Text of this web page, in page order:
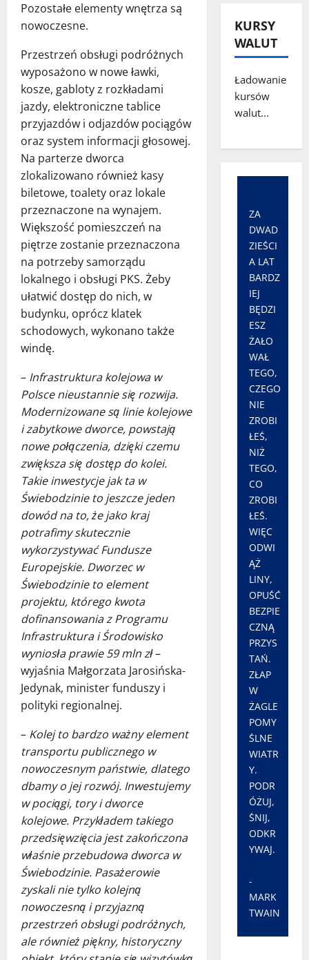
Pozostałe elementy wnętrza są
nowoczesne.
Przestrzeń obsługi podróżnych
wyposażono w nowe ławki,
kosze, gabloty z rozkładami
jazdy, elektroniczne tablice
przyjazdów i odjazdów pociągów
oraz system informacji głosowej.
Na parterze dworca
zlokalizowano również kasy
biletowe, toalety oraz lokale
przeznaczone na wynajem.
Większość pomieszczeń na
piętrze zostanie przeznaczona
na potrzeby samorządu
lokalnego i obsługi PKS. Żeby
ułatwić dostęp do nich, w
budynku, oprócz klatek
schodowych, wykonano także
windę.
– Infrastruktura kolejowa w
Polsce nieustannie się rozwija.
Modernizowane są linie kolejowe
i zabytkowe dworce, powstają
nowe połączenia, dzięki czemu
zwiększa się dostęp do kolei.
Takie inwestycje jak ta w
Świebodzinie to jeszcze jeden
dowód na to, że jako kraj
potrafimy skutecznie
wykorzystywać Fundusze
Europejskie. Dworzec w
Świebodzinie to element
projektu, którego kwota
dofinansowania z Programu
Infrastruktura i Środowisko
wyniosła prawie 59 mln zł–
wyjaśnia Małgorzata Jarosińska-
Jedynak, minister funduszy i
polityki regionalnej.
– Kolej to bardzo ważny element
transportu publicznego w
nowoczesnym państwie, dlatego
dbamy o jej rozwój. Inwestujemy
w pociągi, tory i dworce
kolejowe. Przykładem takiego
przedsięwzięcia jest zakończona
właśnie przebudowa dworca w
Świebodzinie. Pasażerowie
zyskali nie tylko kolejną
nowoczesną i przyjazną
przestrzeń obsługi podróżnych,
ale również piękny, historyczny
KURSY
WALUT
Ładowanie
kursów
walut...
ZA
DWAD
ZIEŚCI
A LAT
BARDZ
IEJ
BĘDZI
ESZ
ŻAŁO
WAŁ
TEGO,
CZEGO
NIE
ZROBI
ŁEŚ,
NIŻ
TEGO,
CO
ZROBI
ŁEŚ.
WIĘC
ODWI
ĄŻ
LINY,
OPUŚĆ
BEZPIE
CZNĄ
PRZYS
TAŃ.
ZŁAP
W
ŻAGLE
POMY
ŚLNE
WIATR
Y.
PODR
ÓŻUJ,
ŚNIJ,
ODKR
YWAJ.
-
MARK
TWAIN